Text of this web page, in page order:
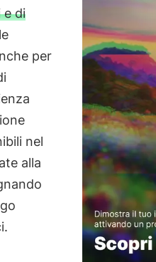
e di
per
nel
alla